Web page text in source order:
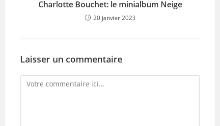
Charlotte Bouchet: le minialbum Neige
20 janvier 2023
Laisser un commentaire
Comment